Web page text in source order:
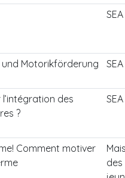
SEA
Motorikförderung SEA
des
?
SEA
Comment motiver
des